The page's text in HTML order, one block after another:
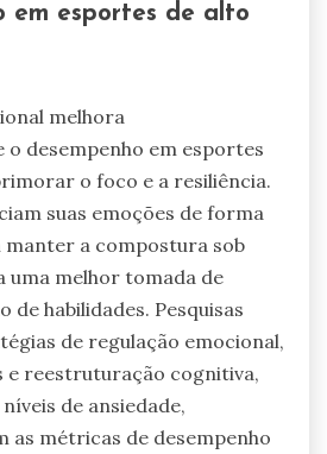
em esportes de alto
melhora
desempenho em esportes
o foco e a resiliência.
suas emoções de forma
manter a compostura sob
uma melhor tomada de
de habilidades. Pesquisas
de regulação emocional,
e reestruturação cognitiva,
de ansiedade,
as métricas de desempenho